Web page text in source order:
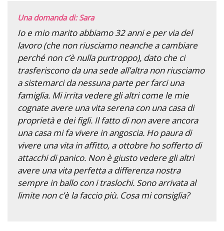
Una domanda di: Sara
Io e mio marito abbiamo 32 anni e per via del
lavoro (che non riusciamo neanche a cambiare
perché non c’è nulla purtroppo), dato che ci
trasferiscono da una sede all’altra non riusciamo
a sistemarci da nessuna parte per farci una
famiglia. Mi irrita vedere gli altri come le mie
cognate avere una vita serena con una casa di
proprietà e dei figli. Il fatto di non avere ancora
una casa mi fa vivere in angoscia. Ho paura di
vivere una vita in affitto, a ottobre ho sofferto di
attacchi di panico. Non è giusto vedere gli altri
avere una vita perfetta a differenza nostra
sempre in ballo con i traslochi. Sono arrivata al
limite non c’è la faccio più. Cosa mi consiglia?